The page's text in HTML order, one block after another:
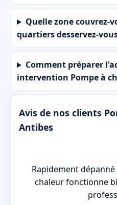
Quelle zone couvrez-
quartiers desservez-
Comment préparer
intervention Pompe à
Avis de nos clients
Antibes
Rapidement
chaleur fonctionne